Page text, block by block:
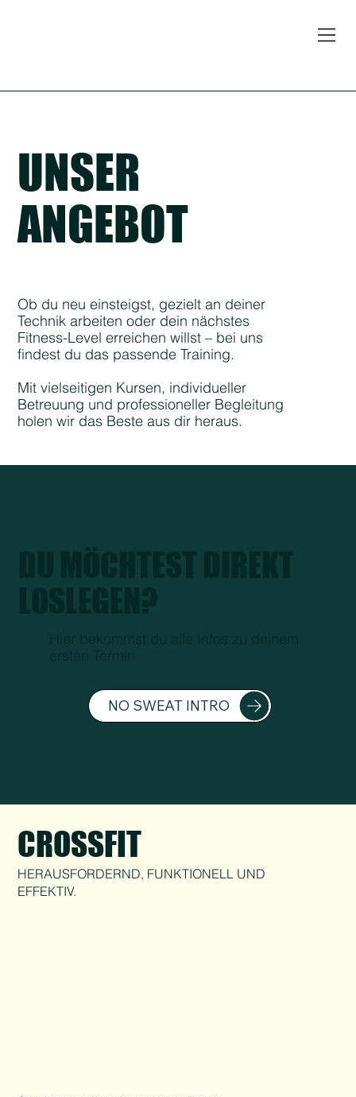
UNSER
ANGEBOT
Ob du neu einsteigst, gezielt an deiner
Technik arbeiten oder dein nächstes
Fitness-Level erreichen willst – bei uns
findest du das passende Training.
Mit vielseitigen Kursen, individueller
Betreuung und professioneller Begleitung
holen wir das Beste aus dir heraus.
NO SWEAT INTRO
CROSSFIT
HERAUSFORDERND, FUNKTIONELL UND
EFFEKTIV.